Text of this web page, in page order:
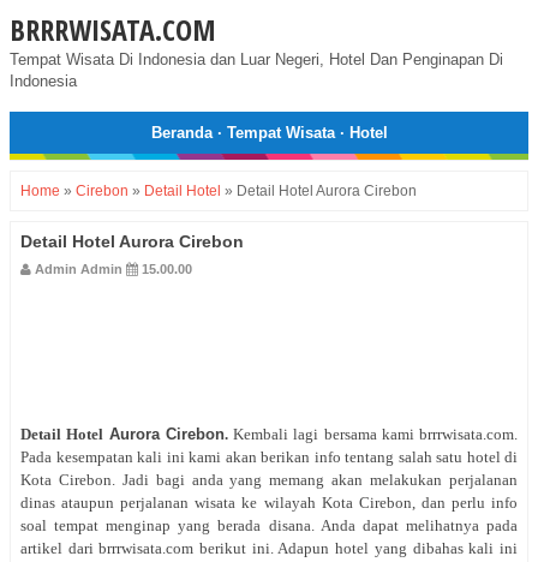
BRRRWISATA.COM
Tempat Wisata Di Indonesia dan Luar Negeri, Hotel Dan Penginapan Di
Indonesia
Beranda· Tempat Wisata· Hotel
Home » Cirebon » Detail Hotel » Detail Hotel Aurora Cirebon
Detail Hotel Aurora Cirebon
Admin Admin 15.00.00
Detail Hotel Aurora Cirebon. Kembali lagi bersama kami brrrwisata.com.
Pada kesempatan kali ini kami akan berikan info tentang salah satu hotel di
Kota Cirebon. Jadi bagi anda yang memang akan melakukan perjalanan
dinas ataupun perjalanan wisata ke wilayah Kota Cirebon, dan perlu info
soal tempat menginap yang berada disana. Anda dapat melihatnya pada
artikel dari brrrwisata.com berikut ini. Adapun hotel yang dibahas kali ini